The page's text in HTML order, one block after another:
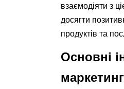
взаємодіяти з
досягти
продуктів та
Основні